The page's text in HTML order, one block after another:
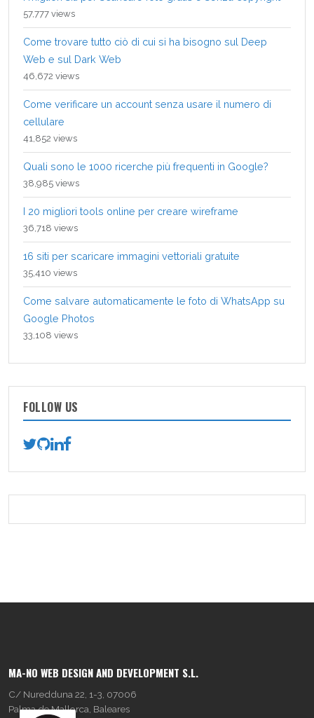
57,777 views
Come trovare tutto ciò di cui si ha bisogno sul Deep
Web e sul Dark Web
46,672 views
Come verificare un account senza usare il numero di
cellulare
41,852 views
Quali sono le 1000 ricerche più frequenti in Google?
38,985 views
I 20 migliori tools online per creare wireframe
36,718 views
16 siti per scaricare immagini vettoriali gratuite
35,410 views
Come salvare automaticamente le foto di WhatsApp su
Google Photos
33,108 views
FOLLOW US
MA-NO WEB DESIGN AND DEVELOPMENT S.L.
C/ Nuredduna 22, 1-3, 07006
Palma de Mallorca, Baleares